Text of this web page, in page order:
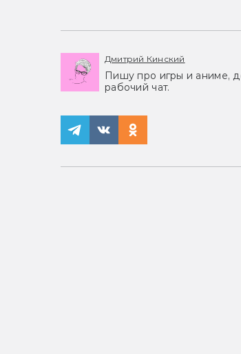
Дмитрий Кинский
Пишу про игры и аниме,
рабочий чат.